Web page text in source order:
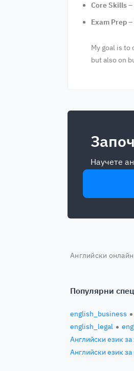
Core Skills–
Exam Prep–
My goal is
but also on
Научете
Английски онлайн
Популярни
english_business
english_legal
Английски език
Английски език